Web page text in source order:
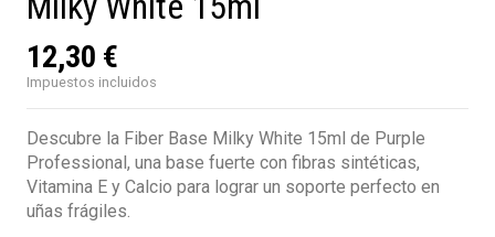
12,30 €
Impuestos incluidos
Descubre la Fiber Base Milky White 15ml de Purple
Professional, una base fuerte con fibras sintéticas,
Vitamina E y Calcio para lograr un soporte perfecto en
uñas frágiles.